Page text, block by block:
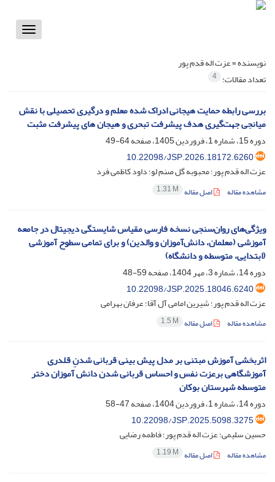
Toggle
نویسنده =عزت اله قدم پور
تعداد مقالات: 4
بررسی رابطه حمایت هیجانی ادراک شده معلم و درگیری تحصیلی با نقش
میانجی جهت‌گیری هدف پیشرفت تبحری و هیجان های پیشرفت مثبت
دوره 15، شماره 1، فروردین 1405، صفحه
64-49
10.22098/JSP.2026.18172.6260
عزت اله قدم پور؛ محبوبه گل صنم لو؛ داود کاظمی فرد
مشاهده مقاله اصل مقاله 1.31 M
ویژگی‌های روان‌سنجی نسخه فارسی مقیاس شایستگی دیجیتال در جامعه
آموزشی (معلمان، دانش‌آموزان و والدین) و برای تمامی سطوح آموزشی
(ابتدایی، متوسطه و دانشگاه)
دوره 14، شماره 3، مهر 1404، صفحه
59-48
10.22098/JSP.2025.18046.6240
عزت اله قدم پور؛ شیرین امامی آل آقا؛ عرفان بهرامی
مشاهده مقاله اصل مقاله 1.5 M
اثربخشی آموزش مبتنی بر مدل پیش ‏بینی قربانی شدنِ قلدری
آموزشگاهی برعزت نفس و احساس قربانی شدن دانش‏ آموزان دختر
متوسطه شهرستان بوکان
دوره 14، شماره 1، فروردین 1404، صفحه
47-58
10.22098/JSP.2025.5098.3275
حسین سلیمی؛ عزت اله قدم پور؛ فاطمه رضایی
مشاهده مقاله اصل مقاله 1.19 M